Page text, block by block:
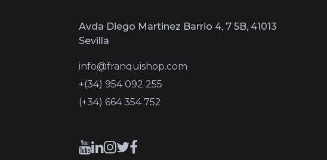
Avda Diego Martinez Barrio 4, 7 5B, 41013
Sevilla
info@franquishop.com
+(34) 954 092 255
(+34) 664 354 752